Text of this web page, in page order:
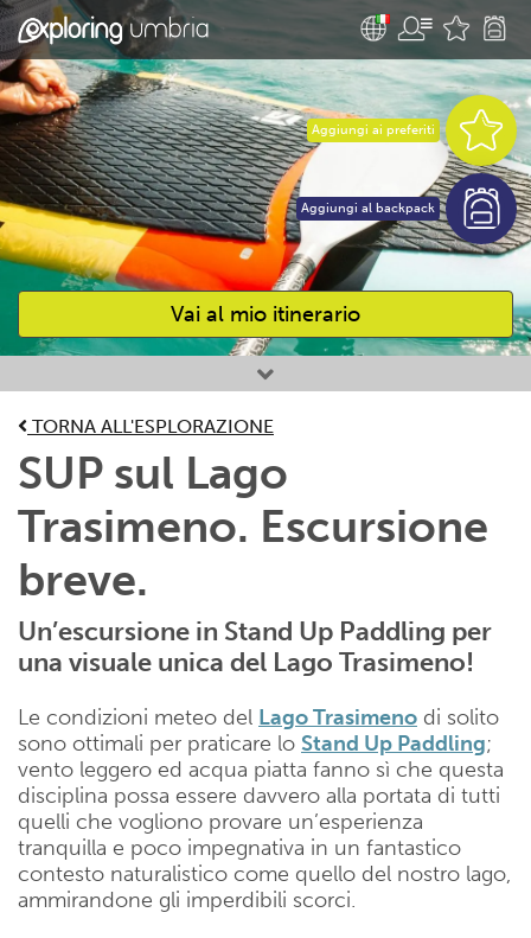
Vai al mio itinerario
Attività preferite
Aggiungi ai preferiti
Aggiungi al backpack
TORNA ALL'ESPLORAZIONE
SUP sul Lago
Trasimeno. Escursione
breve.
Un’escursione in Stand Up Paddling per
una visuale unica del Lago Trasimeno!
Le condizioni meteo del Lago Trasimeno di solito
sono ottimali per praticare lo Stand Up Paddling;
vento leggero ed acqua piatta fanno sì che questa
disciplina possa essere davvero alla portata di tutti
quelli che vogliono provare un’esperienza
tranquilla e poco impegnativa in un fantastico
contesto naturalistico come quello del nostro lago,
ammirandone gli imperdibili scorci.